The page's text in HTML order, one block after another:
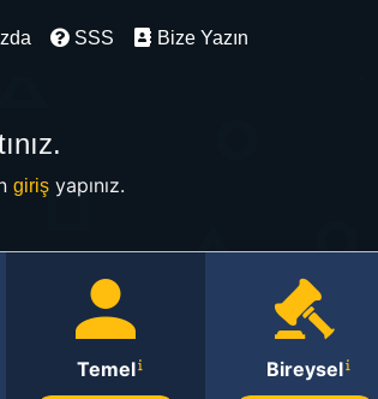
SSS Bize Yazın
girişyapınız.
Temel
Bireysel